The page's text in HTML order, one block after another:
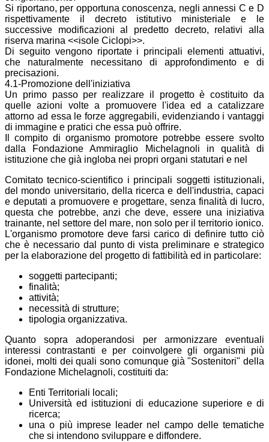
Si riportano, per opportuna conoscenza, negli annessi C e D
rispettivamente il decreto istitutivo ministeriale e le
successive modificazioni al predetto decreto, relativi alla
riserva marina <<isole Ciclopi>>.
Di seguito vengono riportate i principali elementi attuativi,
che naturalmente necessitano di approfondimento e di
precisazioni.
4.1-Promozione dell'iniziativa
Un primo passo per realizzare il progetto è costituito da
quelle azioni volte a promuovere l'idea ed a catalizzare
attorno ad essa le forze aggregabili, evidenziando i vantaggi
di immagine e pratici che essa può offrire.
Il compito di organismo promotore potrebbe essere svolto
dalla Fondazione Ammiraglio Michelagnoli in qualità di
istituzione che già ingloba nei propri organi statutari e nel
Comitato tecnico-scientifico i principali soggetti istituzionali,
del mondo universitario, della ricerca e dell'industria, capaci
e deputati a promuovere e progettare, senza finalità di lucro,
questa che potrebbe, anzi che deve, essere una iniziativa
trainante, nel settore del mare, non solo per il territorio ionico.
L'organismo promotore deve farsi carico di definire tutto ciò
che è necessario dal punto di vista preliminare e strategico
per la elaborazione del progetto di fattibilità ed in particolare:
soggetti partecipanti;
finalità;
attività;
necessità di strutture;
tipologia organizzativa.
Quanto sopra adoperandosi per armonizzare eventuali
interessi contrastanti e per coinvolgere gli organismi più
idonei, molti dei quali sono comunque già "Sostenitori" della
Fondazione Michelagnoli, costituiti da:
Enti Territoriali locali;
Università ed istituzioni di educazione superiore e di
ricerca;
una o più imprese leader nel campo delle tematiche
che si intendono sviluppare e diffondere.